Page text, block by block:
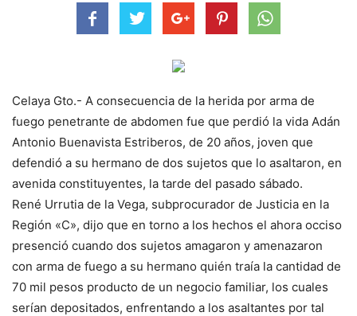
Celaya Gto.- A consecuencia de la herida por arma de
fuego penetrante de abdomen fue que perdió la vida Adán
Antonio Buenavista Estriberos, de 20 años, joven que
defendió a su hermano de dos sujetos que lo asaltaron, en
avenida constituyentes, la tarde del pasado sábado.
René Urrutia de la Vega, subprocurador de Justicia en la
Región «C», dijo que en torno a los hechos el ahora occiso
presenció cuando dos sujetos amagaron y amenazaron
con arma de fuego a su hermano quién traía la cantidad de
70 mil pesos producto de un negocio familiar, los cuales
serían depositados, enfrentando a los asaltantes por tal